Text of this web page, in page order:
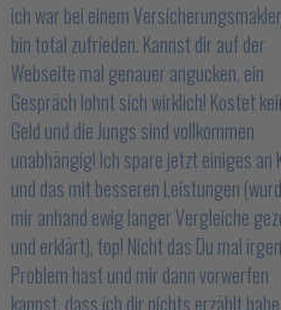
ich war bei einem
bin total zufrieden. Kannst dir auf der
Webseite mal genauer angucken, ein
Gespräch lohnt sich wirklich! Kostet
Geld und die Jungs sind vollkommen
unabhängig! Ich spare jetzt einiges an
und das mit besseren Leistungen
mir anhand ewig langer Vergleiche
und erklärt), top! Nicht das Du mal
Problem hast und mir dann vorwerfen
kannst, dass ich dir nichts erzählt